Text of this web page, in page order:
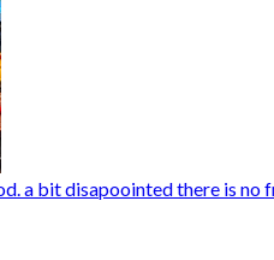
bit disapoointed there is no